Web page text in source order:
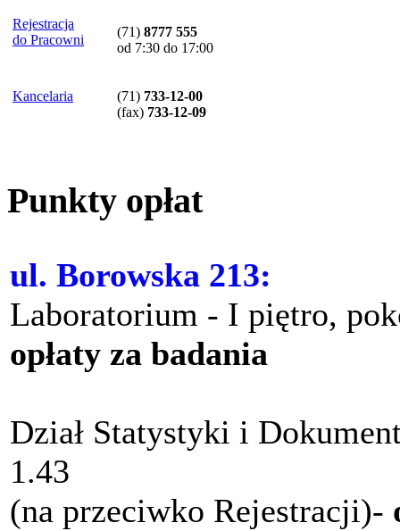
Rejestracja
do Pracowni
(71) 8777 555
od 7:30 do 17:00
Kancelaria (71) 733-12-00
(fax) 733-12-09
Punkty opłat
ul. Borowska 213:
Laboratorium - I piętro,
opłaty za badania
Dział Statystyki i
1.43
(na przeciwko Rejestracji)-